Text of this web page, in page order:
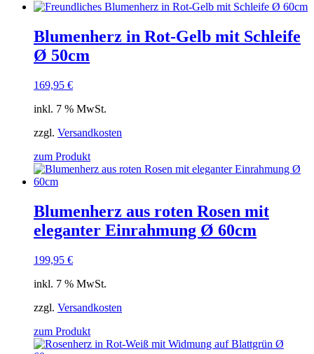
Blumenherz in Rot-Gelb mit Schleife
Ø 50cm
169,95 €
inkl. 7 % MwSt.
zzgl. Versandkosten
zum Produkt
Blumenherz aus roten Rosen mit
eleganter Einrahmung Ø 60cm
199,95 €
inkl. 7 % MwSt.
zzgl. Versandkosten
zum Produkt